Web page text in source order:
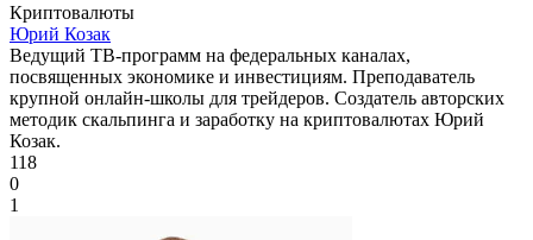
Криптовалюты
Юрий Козак
Ведущий ТВ-программ на федеральных каналах,
посвященных экономике и инвестициям. Преподаватель
крупной онлайн-школы для трейдеров. Создатель авторских
методик скальпинга и заработку на криптовалютах Юрий
Козак.
118
0
1